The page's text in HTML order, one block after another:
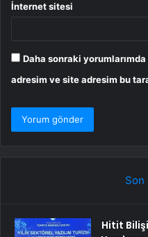
İnternet sitesi
Daha sonraki
adresim ve site adresim bu
Son
Hitit